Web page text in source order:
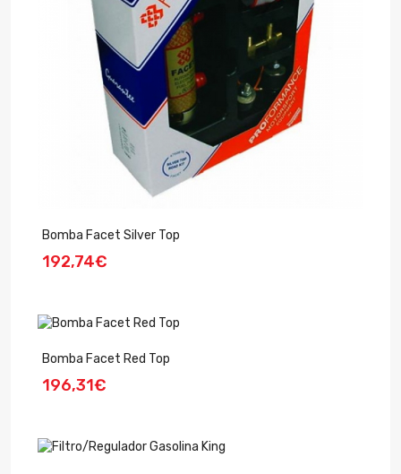
Bomba Facet Silver Top
192,74€
Bomba Facet Red Top
196,31€